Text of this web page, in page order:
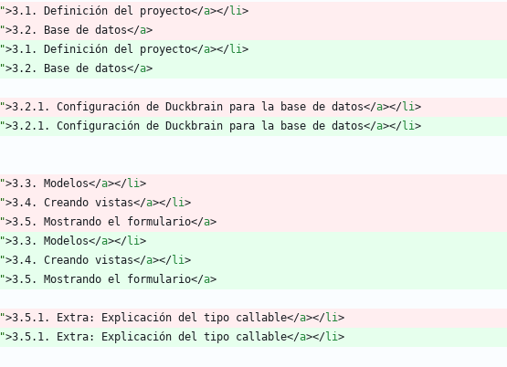
">3.1. Definición del proyecto</a></li>
">3.2. Base de datos</a>
">3.1. Definición del proyecto</a></li>
">3.2. Base de datos</a>
">3.2.1. Configuración de Duckbrain para la base de datos</a></li>
">3.2.1. Configuración de Duckbrain para la base de datos</a></li>
">3.3. Modelos</a></li>
">3.4. Creando vistas</a></li>
">3.5. Mostrando el formulario</a>
">3.3. Modelos</a></li>
">3.4. Creando vistas</a></li>
">3.5. Mostrando el formulario</a>
">3.5.1. Extra: Explicación del tipo callable</a></li>
">3.5.1. Extra: Explicación del tipo callable</a></li>